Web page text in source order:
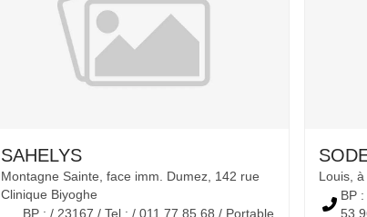
SAHELYS
Montagne Sainte, face imm. Dumez, 142 rue
Clinique Biyoghe
BP : / 23167 / Tel : / 011 77 85 68 / Portable
Louis,
BP
53